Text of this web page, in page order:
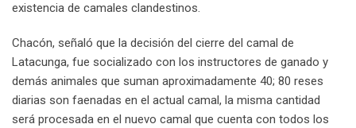
existencia de camales clandestinos.
Chacón, señaló que la decisión del cierre del camal de
Latacunga, fue socializado con los instructores de ganado y
demás animales que suman aproximadamente 40; 80 reses
diarias son faenadas en el actual camal, la misma cantidad
será procesada en el nuevo camal que cuenta con todos los